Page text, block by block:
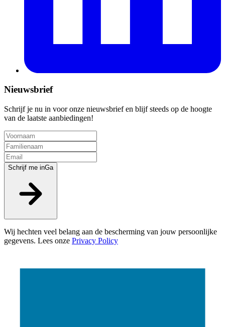
Nieuwsbrief
Schrijf je nu in voor onze nieuwsbrief en blijf steeds op de hoogte
van de laatste aanbiedingen!
Schrijf me inGa
Wij hechten veel belang aan de bescherming van jouw persoonlijke
gegevens. Lees onze Privacy Policy